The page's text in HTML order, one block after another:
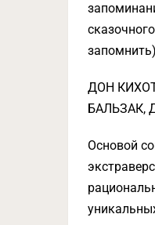
ДОН
БАЛЬЗАК,
Основой